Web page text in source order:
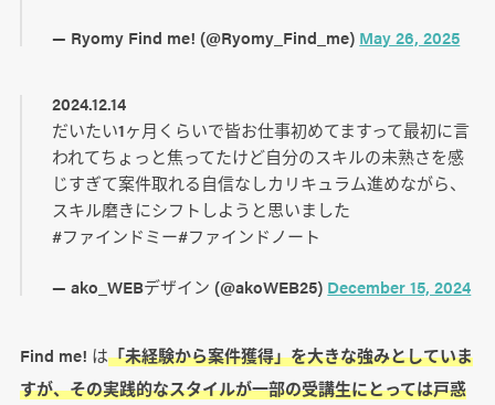
— Ryomy Find me! (@Ryomy_Find_me) May 26, 2025
2024.12.14
だいたい1ヶ月くらいで皆お仕事初めてますって最初に言
われてちょっと焦ってたけど自分のスキルの未熟さを感
じすぎて案件取れる自信なしカリキュラム進めながら、
スキル磨きにシフトしようと思いました
#ファインドミー#ファインドノート
— ako_WEBデザイン (@akoWEB25) December 15, 2024
Find me! は「未経験から案件獲得」を大きな強みとしていま
すが、その実践的なスタイルが一部の受講生にとっては戸惑